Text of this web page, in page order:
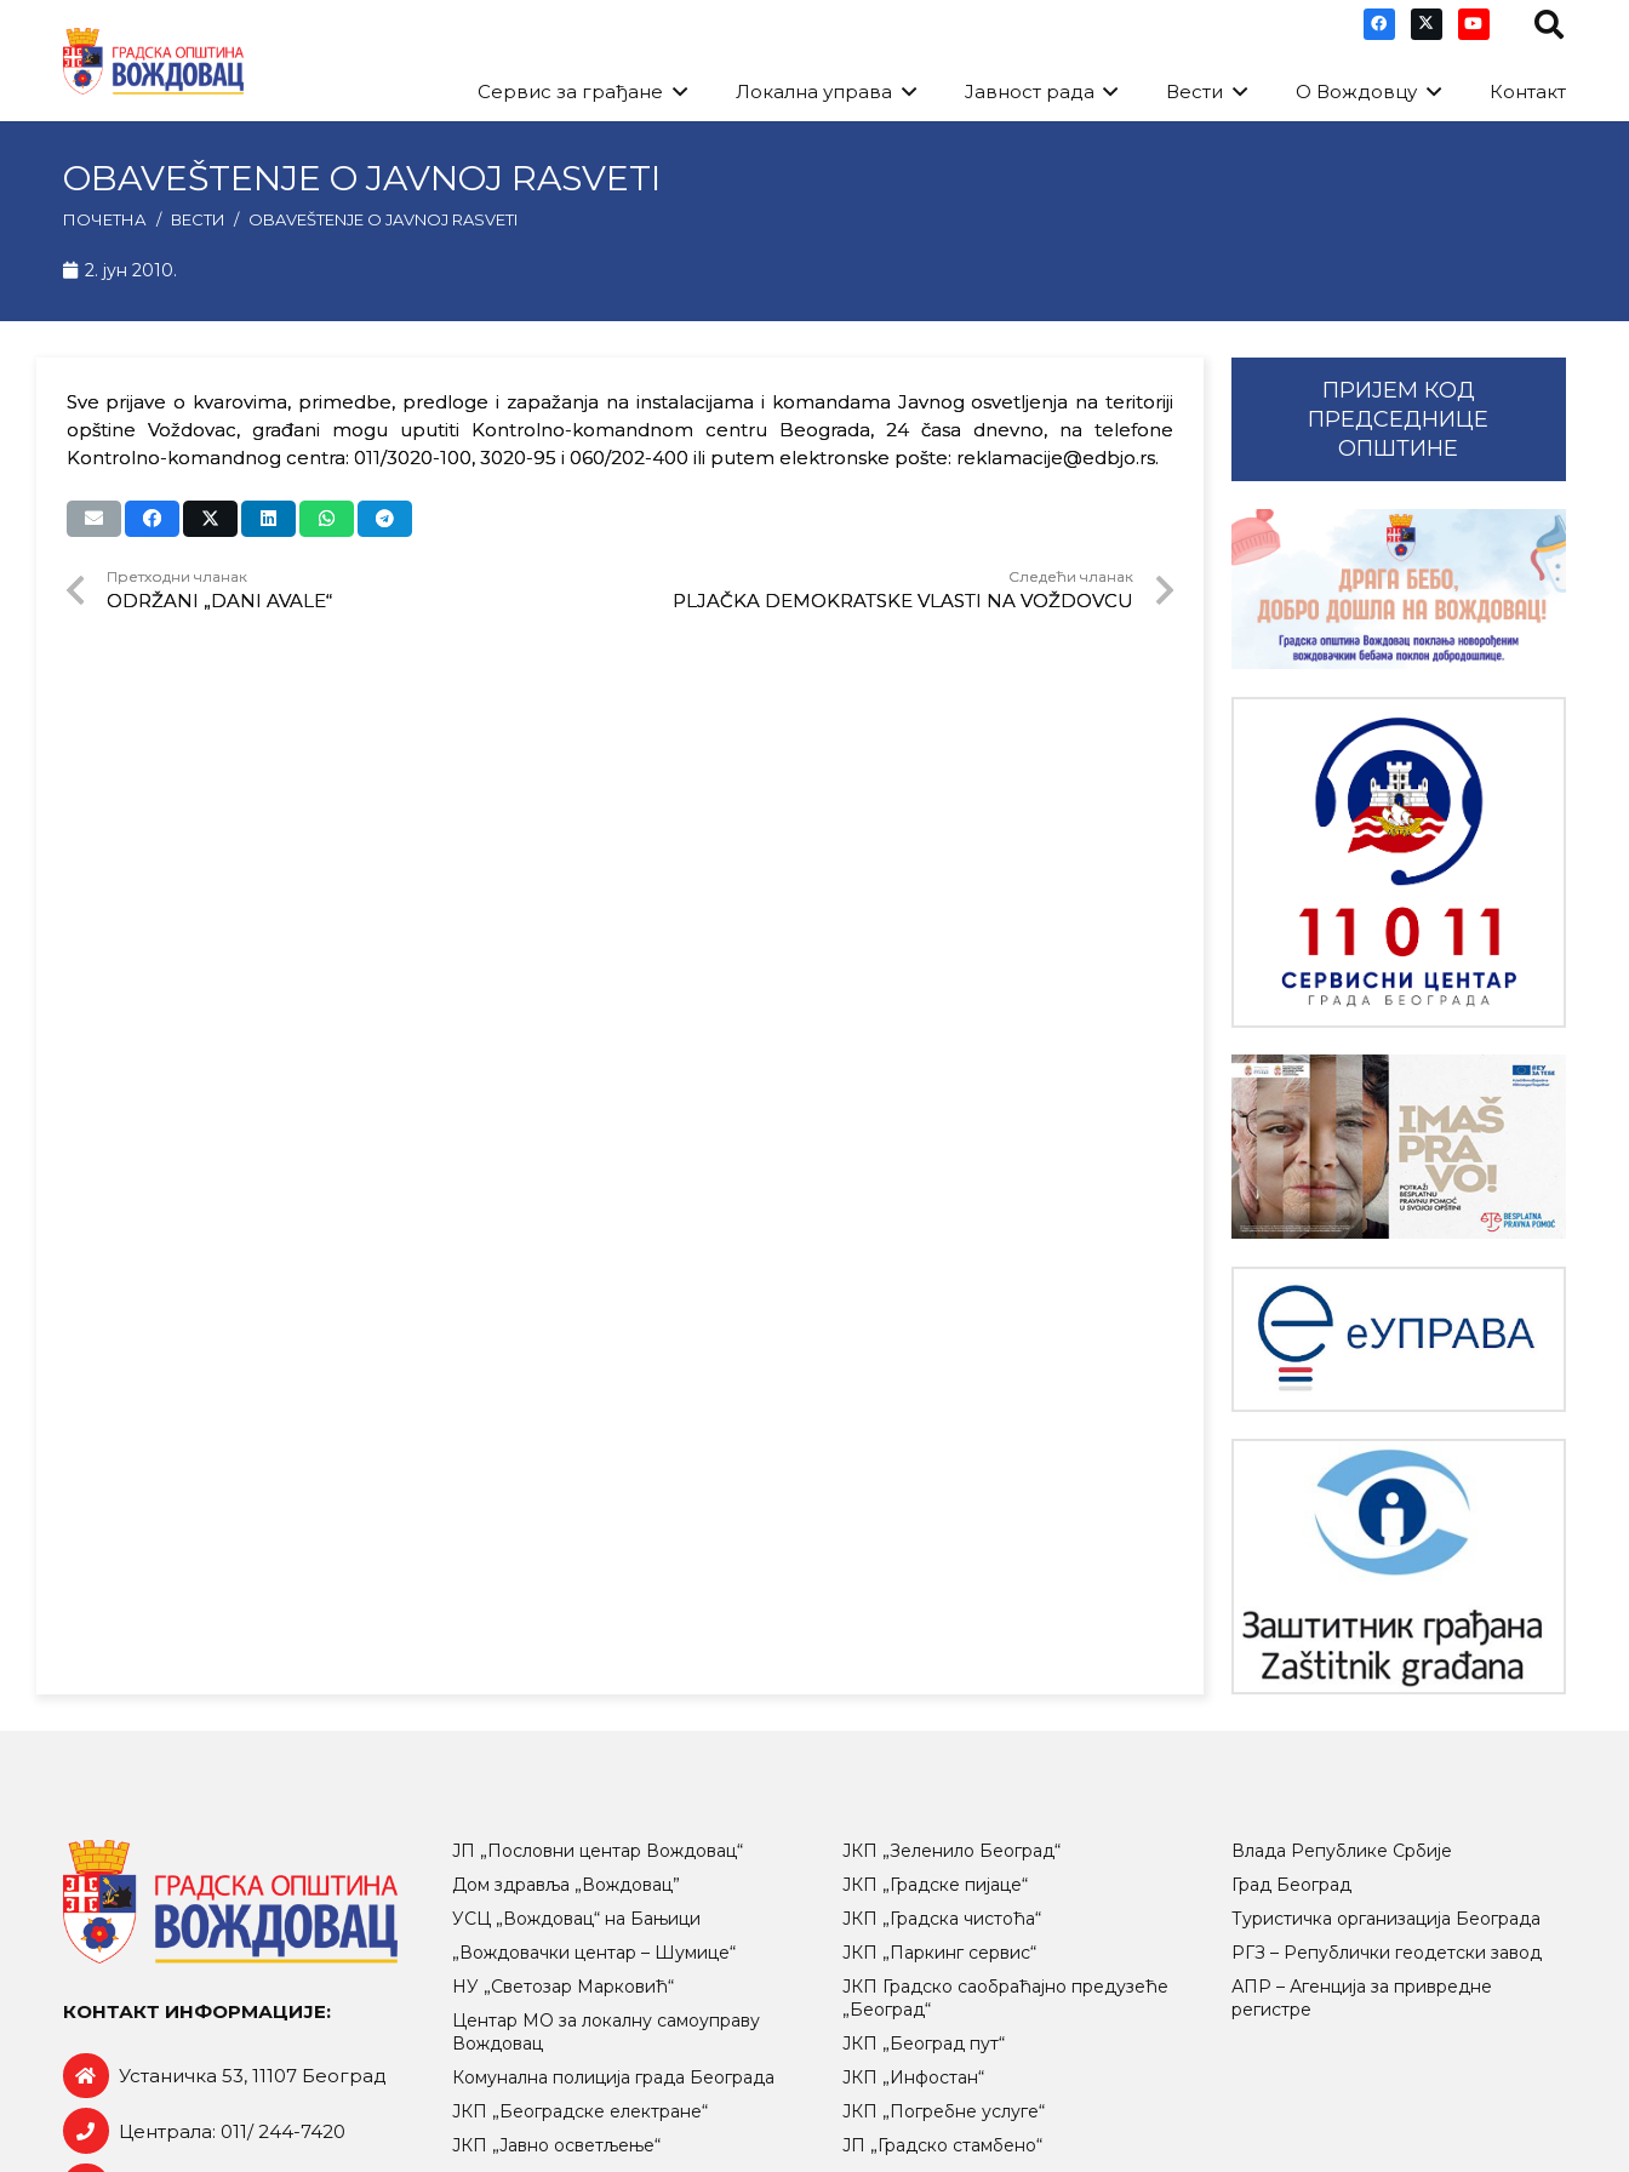
Сервис за грађане Локална управа Јавност рада Вести О Вождовцу Контакт
OBAVEŠTENJE O JAVNOJ RASVETI
ПОЧЕТНА / ВЕСТИ / OBAVEŠTENJE O JAVNOJ RASVETI
2. јун 2010.
Sve prijave o kvarovima, primedbe, predloge i zapažanja na instalacijama i komandama Javnog osvetljenja na teritoriji
opštine Voždovac, građani mogu uputiti Kontrolno-komandnom centru Beograda, 24 časa dnevno, na telefone
Kontrolno-komandnog centra: 011/3020-100, 3020-95 i 060/202-400 ili putem elektronske pošte: reklamacije@edbjo.rs.
Претходни чланак
ODRŽANI „DANI AVALE“
Следећи чланак
PLJAČKA DEMOKRATSKE VLASTI NA VOŽDOVCU
ПРИЈЕМ КОД
ПРЕДСЕДНИЦЕ
ОПШТИНЕ
КОНТАКТ ИНФОРМАЦИЈЕ:
Устаничка 53, 11107 Београд
Централа: 011/ 244-7420
ЈП „Пословни центар Вождовац“
Дом здравља „Вождовац”
УСЦ „Вождовац“ на Бањици
„Вождовачки центар – Шумице“
НУ „Светозар Марковић“
Центар МO за локалну самоуправу
Вождовац
Комунална полиција града Београда
ЈКП „Београдске електране“
ЈКП „Јавно осветљење“
ЈКП „Зеленило Београд“
ЈКП „Градске пијаце“
ЈКП „Градска чистоћа“
ЈКП „Паркинг сервис“
ЈКП Градско саобраћајно предузеће
„Београд“
ЈКП „Београд пут“
ЈКП „Инфостан“
ЈКП „Погребне услуге“
ЈП „Градско стамбено“
Влада Републике Србије
Град Београд
Туристичка организација Београда
РГЗ – Републички геодетски завод
АПР – Агенција за привредне
регистре